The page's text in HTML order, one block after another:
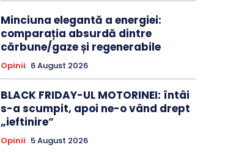
Minciuna elegantă a energiei:
comparația absurdă dintre
cărbune/gaze și regenerabile
Opinii 6 August 2026
BLACK FRIDAY-UL MOTORINEI: întâi
s-a scumpit, apoi ne-o vând drept
„ieftinire”
Opinii 5 August 2026